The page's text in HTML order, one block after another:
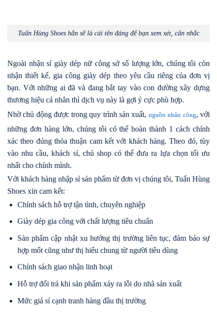
Tuấn Hùng Shoes hẳn sẽ là cái tên đáng để bạn xem xét, cân nhắc
Ngoài nhận sỉ giày dép nữ công sở số lượng lớn, chúng tôi còn
nhận thiết kế, gia công giày dép theo yêu cầu riêng của đơn vị
bạn. Với những ai đã và đang bắt tay vào con đường xây dựng
thương hiệu cá nhân thì dịch vụ này là gợi ý cực phù hợp.
Nhờ chủ động được trong quy trình sản xuất, nguồn nhân công, với
những đơn hàng lớn, chúng tôi có thể hoàn thành 1 cách chính
xác theo đúng thỏa thuận cam kết với khách hàng. Theo đó, tùy
vào nhu cầu, khách sỉ, chủ shop có thể đưa ra lựa chọn tối ưu
nhất cho chính mình.
Với khách hàng nhập sỉ sản phẩm từ đơn vị chúng tôi, Tuấn Hùng
Shoes xin cam kết:
Chính sách hỗ trợ tận tình, chuyên nghiệp
Giày dép gia công với chất lượng tiêu chuẩn
Sản phẩm cập nhật xu hướng thị trường liên tục, đảm bảo sự
hợp mốt cũng như thị hiếu chung từ người tiêu dùng
Chính sách giao nhận linh hoạt
Hỗ trợ đổi trả khi sản phẩm xảy ra lỗi do nhà sản xuất
Mức giá sỉ cạnh tranh hàng đầu thị trường